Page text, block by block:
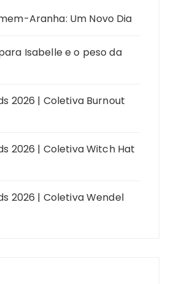
Aranha: Um Novo Dia
Isabelle e o peso da
2026 | Coletiva Burnout
2026 | Coletiva Witch Hat
2026 | Coletiva Wendel